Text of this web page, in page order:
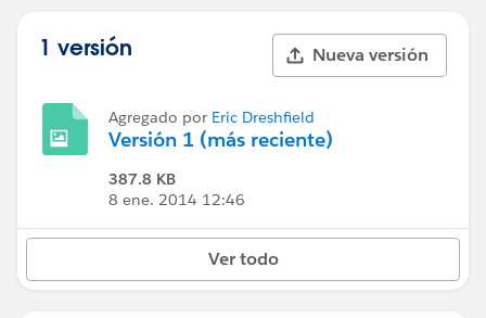
1 versión Nueva versión
Agregado por Eric Dreshfield
Versión 1 (más reciente)
387.8 KB
8 ene. 2014 12:46
Ver todo